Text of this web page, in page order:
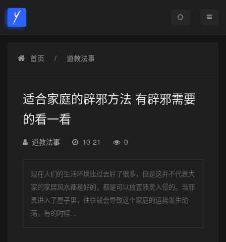
首页 道教法事
适合家庭的辟邪方法 有辟邪需要
的看一看
道教法事 10-21 0
现在人们的生活环境比过去好了很多，但是这并不代表大
家的家居风水都是好的，都是可以放置邪灵入侵的。当邪
灵进入了屋子里，往往就会导致这个家庭的运势发生动
荡，有的时候...